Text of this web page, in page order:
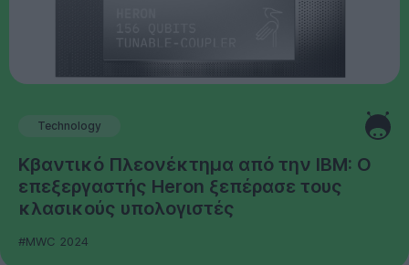
Technology
Κβαντικό Πλεονέκτημα από την IBM: Ο
επεξεργαστής Heron ξεπέρασε τους
κλασικούς υπολογιστές
#MWC 2024